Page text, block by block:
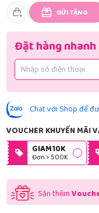
GỬI TẶNG
Đặt hàng nhanh
Chat với Shop để
VOUCHER KHUYẾN MÃI
GIAM10K
Đơn > 500K
Săn thêm